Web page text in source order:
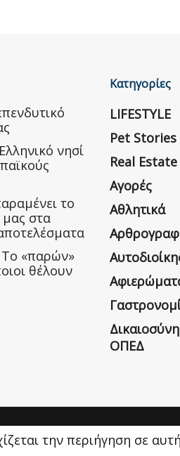
νησί
το
στα
Το «παρών»
θέλουν
Κατηγορίες
LIFESTYLE
Pet Stories
Real Estate
Αγορές
Αθλητικά
ΟΠΕΔ
την περιήγηση σε